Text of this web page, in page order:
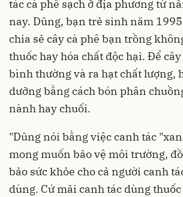
tác cà phê sạch ở địa phương từ
nay. Dũng, bạn trẻ sinh năm
chia sẻ cây cà phê bạn trồng
thuốc hay hóa chất độc hại. Để
bình thường và ra hạt chất lượng,
dưỡng bằng cách bón phân
nành hay chuối.
"Dũng nói bằng việc canh tác
mong muốn bảo vệ môi trường,
bảo sức khỏe cho cả người canh
dùng. Cứ mãi canh tác dùng